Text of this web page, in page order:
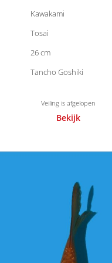
Kawakami
Tosai
26 cm
Tancho Goshiki
Veiling is afgelopen
Bekijk